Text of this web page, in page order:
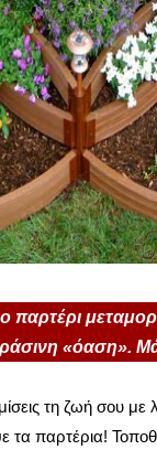
παρτέρι
«όαση».
τη ζωή σου με
παρτέρια!